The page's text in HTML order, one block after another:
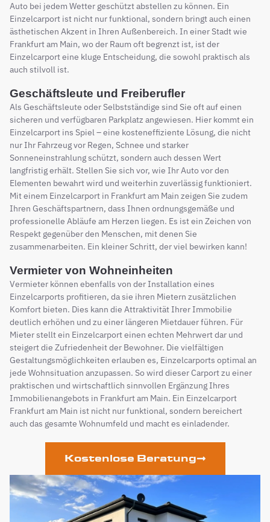
Auto bei jedem Wetter geschützt abstellen zu können. Ein
Einzelcarport ist nicht nur funktional, sondern bringt auch einen
ästhetischen Akzent in Ihren Außenbereich. In einer Stadt wie
Frankfurt am Main, wo der Raum oft begrenzt ist, ist der
Einzelcarport eine kluge Entscheidung, die sowohl praktisch als
auch stilvoll ist.
Geschäftsleute und Freiberufler
Als Geschäftsleute oder Selbstständige sind Sie oft auf einen
sicheren und verfügbaren Parkplatz angewiesen. Hier kommt ein
Einzelcarport ins Spiel – eine kosteneffiziente Lösung, die nicht
nur Ihr Fahrzeug vor Regen, Schnee und starker
Sonneneinstrahlung schützt, sondern auch dessen Wert
langfristig erhält. Stellen Sie sich vor, wie Ihr Auto vor den
Elementen bewahrt wird und weiterhin zuverlässig funktioniert.
Mit einem Einzelcarport in Frankfurt am Main zeigen Sie zudem
Ihren Geschäftspartnern, dass Ihnen ordnungsgemäße und
professionelle Abläufe am Herzen liegen. Es ist ein Zeichen von
Respekt gegenüber den Menschen, mit denen Sie
zusammenarbeiten. Ein kleiner Schritt, der viel bewirken kann!
Vermieter von Wohneinheiten
Vermieter können ebenfalls von der Installation eines
Einzelcarports profitieren, da sie ihren Mietern zusätzlichen
Komfort bieten. Dies kann die Attraktivität Ihrer Immobilie
deutlich erhöhen und zu einer längeren Mietdauer führen. Für
Mieter stellt ein Einzelcarport einen echten Mehrwert dar und
steigert die Zufriedenheit der Bewohner. Die vielfältigen
Gestaltungsmöglichkeiten erlauben es, Einzelcarports optimal an
jede Wohnsituation anzupassen. So wird dieser Carport zu einer
praktischen und wirtschaftlich sinnvollen Ergänzung Ihres
Immobilienangebots in Frankfurt am Main. Ein Einzelcarport
Frankfurt am Main ist nicht nur funktional, sondern bereichert
auch das gesamte Wohnumfeld und macht es einladender.
Kostenlose Beratung